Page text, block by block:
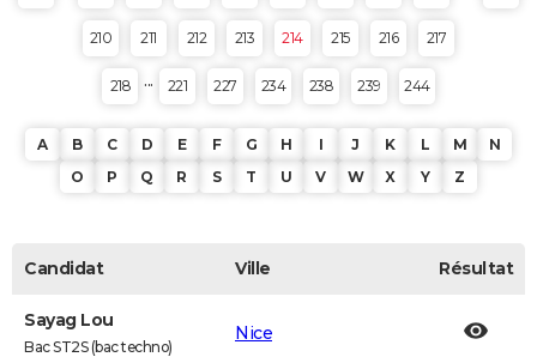
210 211 212 213 214 215 216 217
218 ... 221 227 234 238 239 244
A B C D E F G H I J K L M
N
O
P Q R S T U V W X Y Z
Candidat Ville Résultat
Sayag Lou
Bac ST2S (bac techno)
Nice